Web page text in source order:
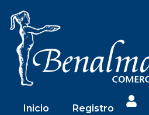
Inicio Registro